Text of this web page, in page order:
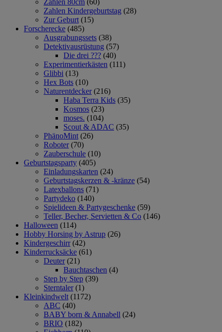
Zahlen 80cm (60)
Zahlen Kindergeburtstag (28)
Zur Geburt (15)
Forscherecke (485)
Ausgrabungssets (38)
Detektivausrüstung (57)
Die drei ??? (40)
Experimentierkästen (111)
Glibbi (13)
Hex Bots (10)
Naturentdecker (216)
Haba Terra Kids (35)
Kosmos (23)
moses. (104)
Scout & ADAC (35)
PhänoMint (26)
Roboter (70)
Zauberschule (10)
Geburtstagsparty (405)
Einladungskarten (24)
Geburtstagskerzen & -kränze (54)
Latexballons (71)
Partydeko (140)
Spielideen & Partygeschenke (59)
Teller, Becher, Servietten & Co (146)
Halloween (114)
Hobby Horsing by Astrup (26)
Kindergeschirr (42)
Kinderrucksäcke (61)
Deuter (21)
Bauchtaschen (4)
Step by Step (39)
Sterntaler (1)
Kleinkindwelt (1172)
ABC (40)
BABY born & Annabell (24)
BRIO (182)